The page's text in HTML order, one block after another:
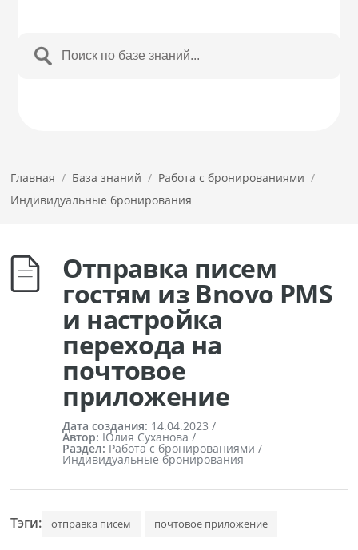
Главная / База знаний / Работа с бронированиями /
Индивидуальные бронирования
Отправка писем
гостям из Bnovo PMS
и настройка
перехода на
почтовое
приложение
Дата создания: 14.04.2023 /
Автор: Юлия Суханова /
Раздел: Работа с бронированиями /
Индивидуальные бронирования
Тэги: отправка писем почтовое приложение